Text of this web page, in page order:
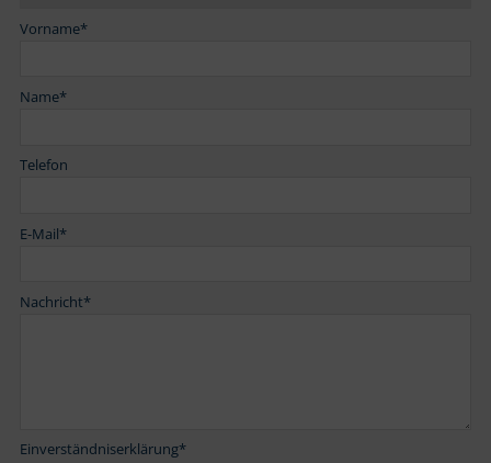
Vorname*
Name*
Telefon
E-Mail*
Nachricht*
Einverständniserklärung*